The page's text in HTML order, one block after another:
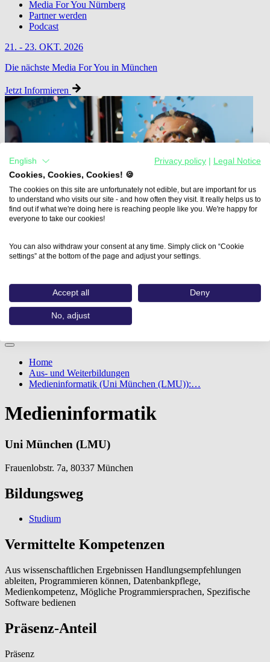
Media For You Nürnberg
Partner werden
Podcast
21. - 23. OKT. 2026
Die nächste Media For You in München
Jetzt Informieren
Home
Aus- und Weiterbildungen
Medieninformatik (Uni München (LMU)):…
Medieninformatik
Uni München (LMU)
Frauenlobstr. 7a, 80337 München
Bildungsweg
Studium
Vermittelte Kompetenzen
Aus wissenschaftlichen Ergebnissen Handlungsempfehlungen
ableiten, Programmieren können, Datenbankpflege,
Medienkompetenz, Mögliche Programmiersprachen, Spezifische
Software bedienen
Präsenz-Anteil
Präsenz
English Privacy policy
Legal Notice
Cookies, Cookies, Cookies! 🍪
The cookies on this site are unfortunately not edible, but are important for us
to understand who visits our site - and how often they visit. It really helps us to
find out if what we're doing here is reaching people like you. We're happy for
everyone to take our cookies!
You can also withdraw your consent at any time. Simply click on “Cookie
settings” at the bottom of the page and adjust your settings.
Accept all Deny
No, adjust